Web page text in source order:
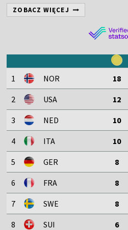
ZOBACZ WIĘCEJ
1 NOR 18
2 USA 12
3 NED 10
4 ITA 10
5 GER 8
6 FRA 8
7 SWE 8
8 SUI 6